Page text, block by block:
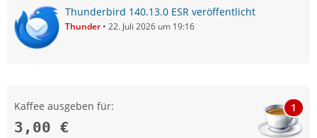
Thunderbird 140.13.0 ESR veröffentlicht
Thunder 22. Juli 2026 um 19:16
Kaffee ausgeben für:
3,00 €
1